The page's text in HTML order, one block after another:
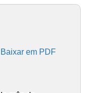
Baixar em PDF